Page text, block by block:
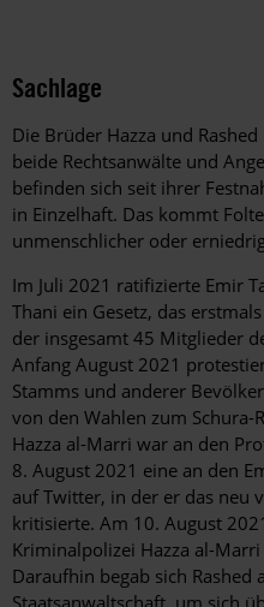
Sachlage
Die Brüder Hazza und
beide Rechtsanwälte und
befinden sich seit ihrer
in Einzelhaft. Das kommt
unmenschlicher oder
Im Juli 2021 ratifizierte Emir
Thani ein Gesetz, das
der insgesamt 45 Mitglieder
Anfang August 2021
Stamms und anderer
von den Wahlen zum Schura-
Hazza al-Marri war an den
8. August 2021 eine an den
auf Twitter, in der er das neu
kritisierte. Am 10. August
Kriminalpolizei Hazza al-
Daraufhin begab sich